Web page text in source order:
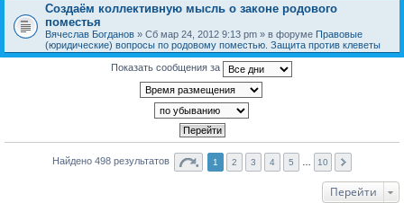
Создаём коллективную мысль о законе родового
поместья
Вячеслав Богданов » Сб мар 24, 2012 9:13 pm » в форуме Правовые
(юридические) вопросы по родовому поместью. Защита против клеветы
Показать сообщения за
Найдено 498 результатов 1 2 3 4 5 10
Перейти